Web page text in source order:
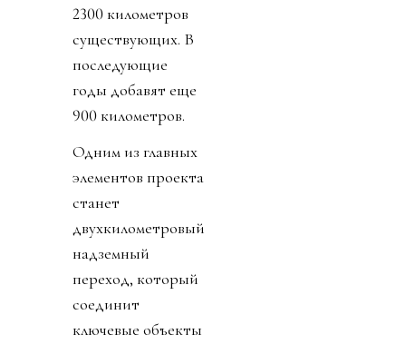
2300 километров
существующих. В
последующие
годы добавят еще
900 километров.
Одним из главных
элементов проекта
станет
двухкилометровый
надземный
переход, который
соединит
ключевые объекты